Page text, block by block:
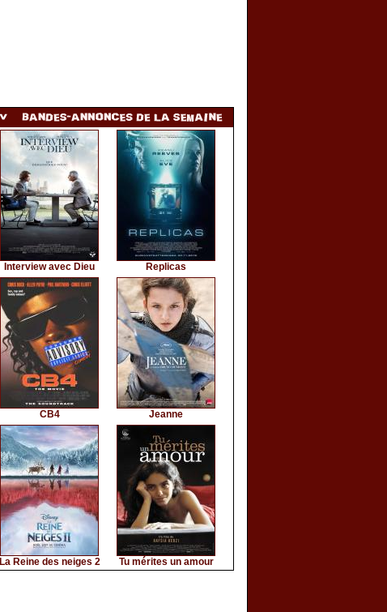
Interview avec Dieu Replicas
CB4 Jeanne
La Reine des neiges 2 Tu mérites un amour